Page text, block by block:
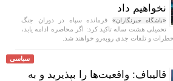
نخواهیم داد
«باشگاه خبرنگاران» فرمانده سپاه در دوران جنگ
تحمیلی هشت ساله تاکید کرد: اگر محاصره ادامه یابد،
خطرات و تلفات جدی رو‌به‌رو خواهند شد.
سیاسی
قالیباف: واقعیت‌ها را بپذیرید و به